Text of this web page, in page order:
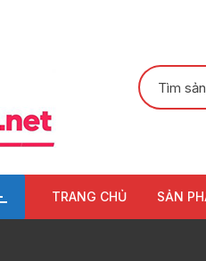
TRANG CHỦ SẢN